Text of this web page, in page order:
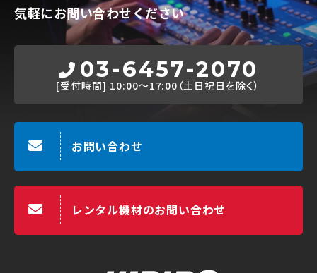
気軽にお問い合わせください
03-6457-2070
[受付時間] 10:00～17:00（土日祝日を除く）
お問い合わせ
レンタル機材のお問い合わせ